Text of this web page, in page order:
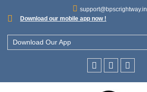
support@bpscrightway.in
Download our mobile app now !
Download Our App